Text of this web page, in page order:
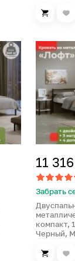
11 316
Забрать
компакт,
Черный,